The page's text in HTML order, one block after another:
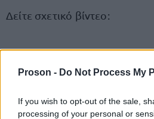
Proson - Do Not Process My
If you wish to opt-out of the sale,
processing of your personal or
Δείτε σχετικό βίντεο:
μόνο 2 ημέρες στα